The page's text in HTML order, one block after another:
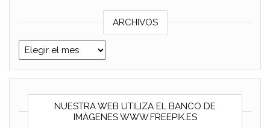
ARCHIVOS
Archivos
NUESTRA WEB UTILIZA EL BANCO DE
IMÁGENES WWW.FREEPIK.ES